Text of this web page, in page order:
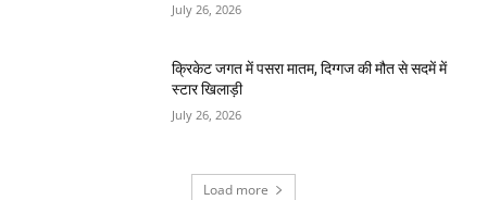
July 26, 2026
क्रिकेट जगत में पसरा मातम, दिग्गज की मौत से सदमें में
स्टार खिलाड़ी
July 26, 2026
Load more